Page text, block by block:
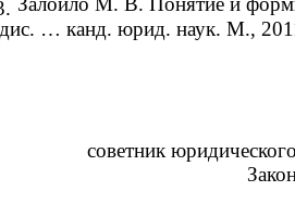
… канд. юрид. наук. М.,
советник